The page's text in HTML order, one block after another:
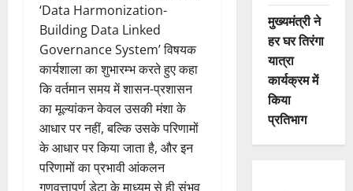
‘Data Harmonization-
Building Data Linked
Governance System’ विषयक
कार्यशाला का शुभारम्भ करते हुए कहा
कि वर्तमान समय में शासन-प्रशासन
का मूल्यांकन केवल उसकी मंशा के
आधार पर नहीं, बल्कि उसके परिणामों
के आधार पर किया जाता है, और इन
परिणामों का प्रभावी आंकलन
गुणवत्तापूर्ण डेटा के माध्यम से ही संभव
मुख्यमंत्री ने
हर घर तिरंगा
यात्रा
कार्यक्रम में
किया
प्रतिभाग